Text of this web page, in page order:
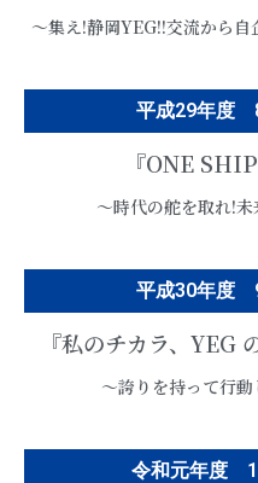
〜集え!静岡YEG!!交流から
平成29年度
『ONE
〜時代の舵を取れ!
平成30年度
『私のチカラ、YEG
〜誇りを持って行
令和元年度